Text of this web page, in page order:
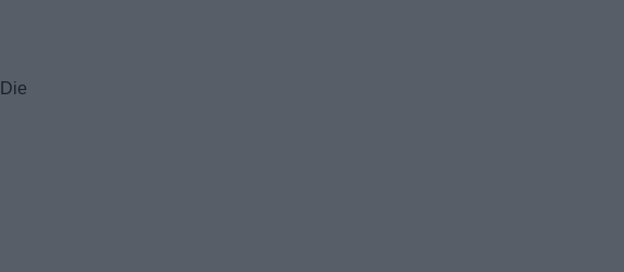
Die